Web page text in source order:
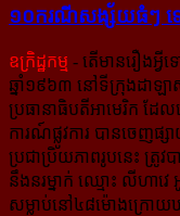
១០​ករណី​សង្ស័យ​ធំៗ ទ
ឧក្រិដ្ឋកម្ម - តើមានរឿងអ្វី
ឆ្នាំ១៩៦៣ នៅទីក្រុងដាឡ
ប្រធានាធិបតី​​អាមេរិក ដែ
ការណ៍ផ្លូវការ​ បានចេញផ្
ប្រជាប្រិយភាព​រូបនេះ ត្
នឹងនរម្នាក់ ឈ្មោះ លីហាវេ
សម្លាប់​​នៅ៤៨ម៉ោង​​ក្រោយ​